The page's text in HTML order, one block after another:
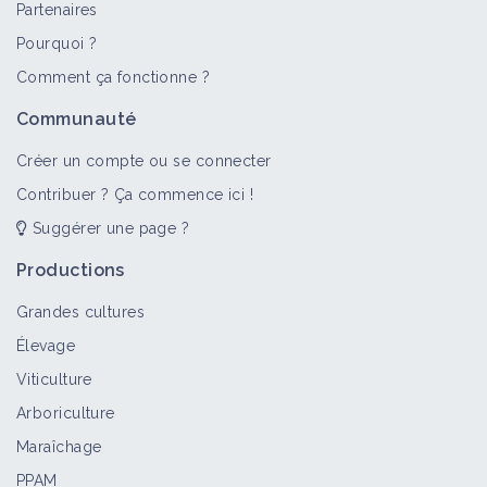
Partenaires
Pourquoi ?
Comment ça fonctionne ?
Communauté
Créer un compte ou se connecter
Contribuer ? Ça commence ici !
Suggérer une page ?
Productions
Grandes cultures
Élevage
Viticulture
Arboriculture
Maraîchage
PPAM